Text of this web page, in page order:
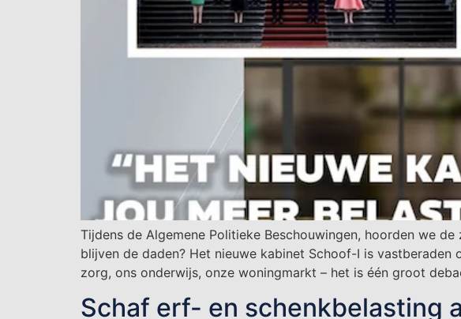
Tijdens de Algemene Politieke Beschouwingen, hoorden we
blijven de daden? Het nieuwe kabinet Schoof-I is
zorg, ons onderwijs, onze woningmarkt – het is één groot
Schaf erf- en schenkbelasting